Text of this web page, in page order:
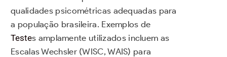
qualidades psicométricas adequadas para
a população brasileira. Exemplos de
Testes amplamente utilizados incluem as
Escalas Wechsler (WISC, WAIS) para